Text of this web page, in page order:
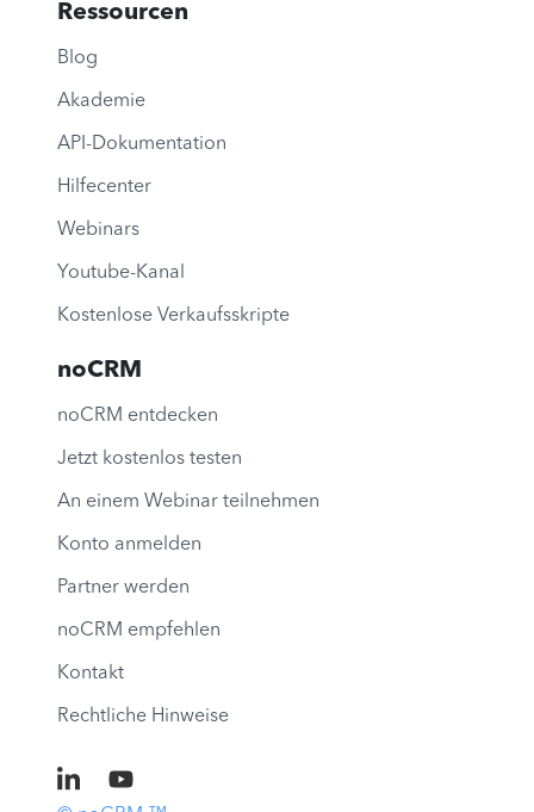
Ressourcen
Blog
Akademie
API-Dokumentation
Hilfecenter
Webinars
Youtube-Kanal
Kostenlose Verkaufsskripte
noCRM
noCRM entdecken
Jetzt kostenlos testen
An einem Webinar teilnehmen
Konto anmelden
Partner werden
noCRM empfehlen
Kontakt
Rechtliche Hinweise